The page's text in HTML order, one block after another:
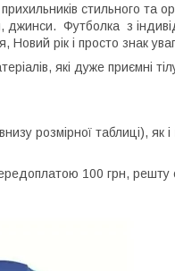
стильного та
Футболка з
рік і просто знак
які дуже приємні
розмірної таблиці), як і
100 грн, решту